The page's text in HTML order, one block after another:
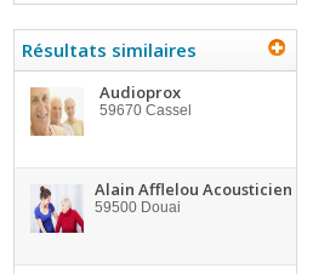
Résultats similaires
Audioprox
59670 Cassel
Alain Afflelou Acousticien
59500 Douai